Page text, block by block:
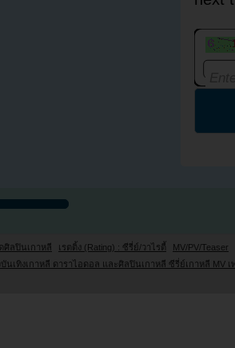
ศิลปินเกาหลี เรตติ้ง (Rating) : ซีรี่ย์/วาไรตี้
MV/PV/Teaser
บันเทิงเกาหลี ดาราไอดอล และศิลปินเกาหลี ซีรี่ย์เกาหลี MV